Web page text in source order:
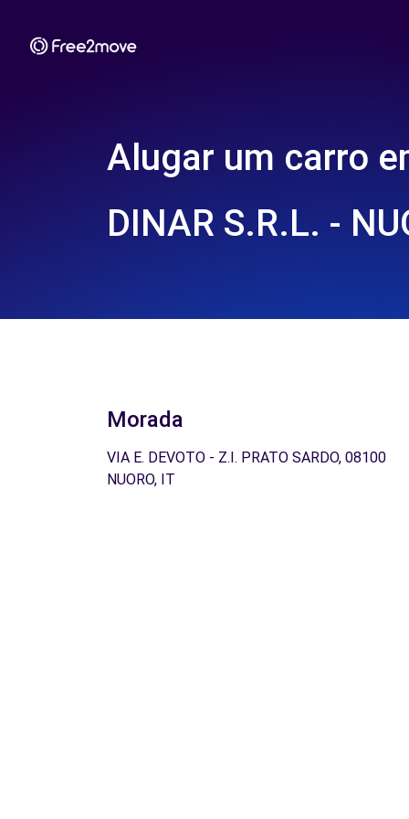
Alugar um carro
DINAR S.R.L. -
Morada
VIA E. DEVOTO - Z.I. PRATO SARDO, 08100
NUORO, IT